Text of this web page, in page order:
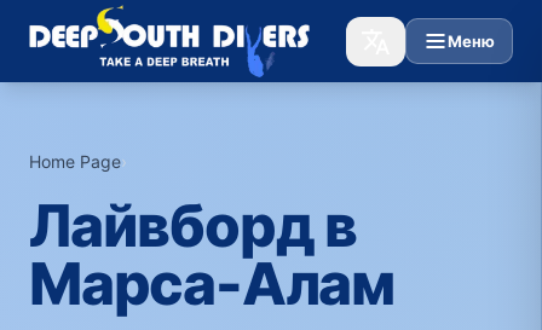
Меню
Home Page›
Лайвборд в
Марса-Алам